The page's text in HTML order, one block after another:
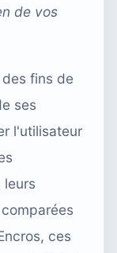
de vos
fins de
ses
l'utilisateur
ces